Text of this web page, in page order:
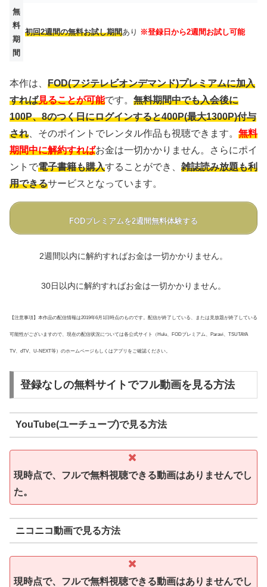
無
料
期
間
初回2週間の無料お試し期間あり ※登録日から2週間お試し可能
本作は、 FOD(フジテレビオンデマンド)プレミアムに加入
すれば見ることが可能です。 無料期間中でも入会後に
100P、8のつく日にログインすると400P(最大1300P)付与
され 、そのポイントでレンタル作品も視聴できます。 無料
期間中に解約すればお金は一切かかりません。さらにポイ
ントで電子書籍も購入することができ、 雑誌読み放題も利
用できるサービスとなっています。
FODプレミアムを2週間無料体験する
2週間以内に解約すればお金は一切かかりません。
30日以内に解約すればお金は一切かかりません。
【注意事項】本作品の配信情報は2019年6月1日時点のものです。配信が終了している、または見放題が終了している
可能性がございますので、現在の配信状況については各公式サイト（Hulu、FODプレミアム、Paravi、TSUTAYA
TV、dTV、U-NEXT等）のホームページもしくはアプリをご確認ください。
登録なしの無料サイトでフル動画を見る方法
YouTube(ユーチューブ)で見る方法
現時点で、フルで無料視聴できる動画はありませんでし
た。
ニコニコ動画で見る方法
現時点で、フルで無料視聴できる動画はありませんでし